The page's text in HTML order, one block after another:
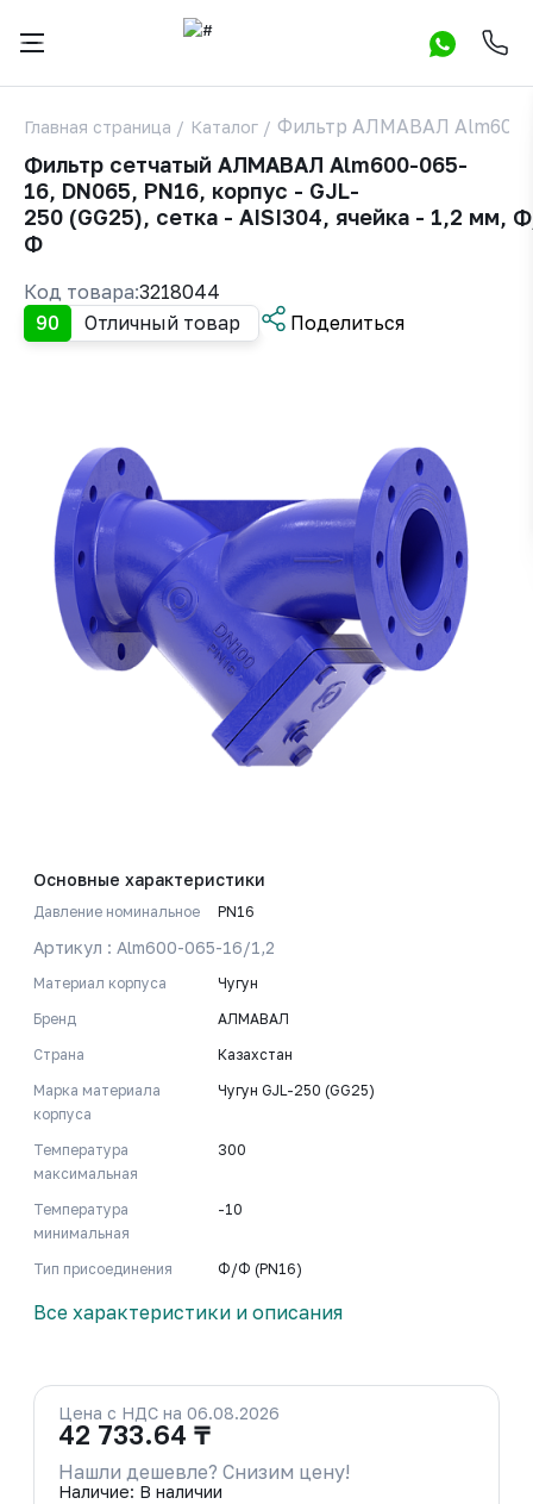
Главная страница / Каталог / Фильтр АЛМАВАЛ Alm600
Фильтр сетчатый АЛМАВАЛ Alm600-065-
16, DN065, PN16, корпус - GJL-
250 (GG25), сетка - AISI304, ячейка - 1,2 мм,
Ф
90 Отличный товар Поделиться
Код товара:3218044
Основные характеристики
Давление номинальное PN16
Артикул : Alm600-065-16/1,2
Материал корпуса
Чугун
Бренд
АЛМАВАЛ
Страна
Казахстан
Марка материала
корпуса
Чугун GJL-250 (GG25)
Температура
максимальная
300
Температура
минимальная
-10
Тип присоединения Ф/Ф (PN16)
Все характеристики и описания
Цена с НДС на 06.08.2026
42 733.64 ₸
Нашли дешевле? Снизим цену!
Наличие: В наличии